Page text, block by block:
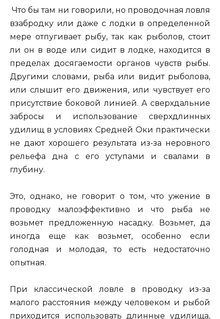
Что бы там ни говорили, но проводочная ловля
взабродку или даже с лодки в определенной
мере отпугивает рыбу, так как рыболов, стоит
ли он в воде или сидит в лодке, находится в
пределах досягаемости органов чувств рыбы.
Другими словами, рыба или видит рыболова,
или слышит его движения, или чувствует его
присутствие боковой линией. А сверхдальние
забросы и использование сверхдлинных
удилищ в условиях Средней Оки практически
не дают хорошего результата из-за неровного
рельефа дна с его уступами и свалами в
глубину.
Это, однако, не говорит о том, что ужение в
проводку малоэффективно и что рыба не
возьмет предложенную насадку. Возьмет, да
иногда еще как возьмет, особенно если
голодная и молодая, то есть недостаточно
опытная.
При классической ловле в проводку из-за
малого расстояния между человеком и рыбой
приходится использовать длинные удилища,